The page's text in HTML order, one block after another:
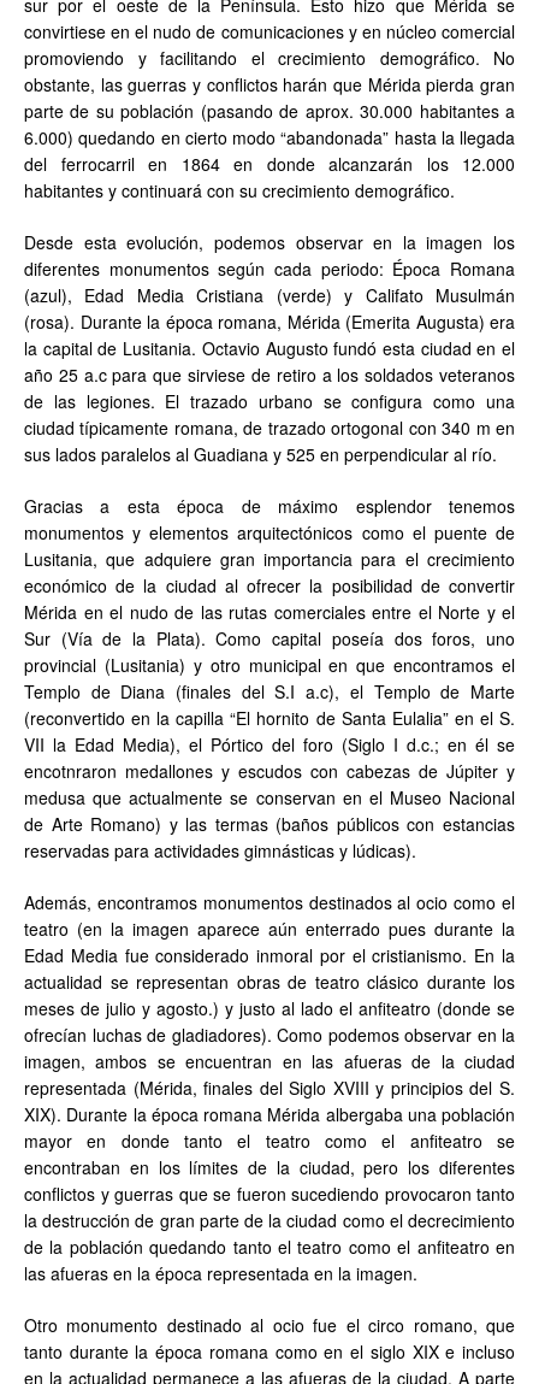
convirtiese en el nudo de comunicaciones y en núcleo comercial
promoviendo y facilitando el crecimiento demográfico. No
obstante, las guerras y conflictos harán que Mérida pierda gran
parte de su población (pasando de aprox. 30.000 habitantes a
6.000) quedando en cierto modo “abandonada” hasta la llegada
del ferrocarril en 1864 en donde alcanzarán los 12.000
habitantes y continuará con su crecimiento demográfico.
Desde esta evolución, podemos observar en la imagen los
diferentes monumentos según cada periodo: Época Romana
(azul), Edad Media Cristiana (verde) y Califato Musulmán
(rosa). Durante la época romana, Mérida (Emerita Augusta) era
la capital de Lusitania. Octavio Augusto fundó esta ciudad en el
año 25 a.c para que sirviese de retiro a los soldados veteranos
de las legiones. El trazado urbano se configura como una
ciudad típicamente romana, de trazado ortogonal con 340 m en
sus lados paralelos al Guadiana y 525 en perpendicular al río.
Gracias a esta época de máximo esplendor tenemos
monumentos y elementos arquitectónicos como el puente de
Lusitania, que adquiere gran importancia para el crecimiento
económico de la ciudad al ofrecer la posibilidad de convertir
Mérida en el nudo de las rutas comerciales entre el Norte y el
Sur (Vía de la Plata). Como capital poseía dos foros, uno
provincial (Lusitania) y otro municipal en que encontramos el
Templo de Diana (finales del S.I a.c), el Templo de Marte
(reconvertido en la capilla “El hornito de Santa Eulalia” en el S.
VII la Edad Media), el Pórtico del foro (Siglo I d.c.; en él se
encotnraron medallones y escudos con cabezas de Júpiter y
medusa que actualmente se conservan en el Museo Nacional
de Arte Romano) y las termas (baños públicos con estancias
reservadas para actividades gimnásticas y lúdicas).
Además, encontramos monumentos destinados al ocio como el
teatro (en la imagen aparece aún enterrado pues durante la
Edad Media fue considerado inmoral por el cristianismo. En la
actualidad se representan obras de teatro clásico durante los
meses de julio y agosto.) y justo al lado el anfiteatro (donde se
ofrecían luchas de gladiadores). Como podemos observar en la
imagen, ambos se encuentran en las afueras de la ciudad
representada (Mérida, finales del Siglo XVIII y principios del S.
XIX). Durante la época romana Mérida albergaba una población
mayor en donde tanto el teatro como el anfiteatro se
encontraban en los límites de la ciudad, pero los diferentes
conflictos y guerras que se fueron sucediendo provocaron tanto
la destrucción de gran parte de la ciudad como el decrecimiento
de la población quedando tanto el teatro como el anfiteatro en
las afueras en la época representada en la imagen.
Otro monumento destinado al ocio fue el circo romano, que
tanto durante la época romana como en el siglo XIX e incluso
en la actualidad permanece a las afueras de la ciudad. A parte